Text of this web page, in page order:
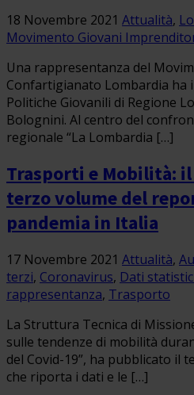
18 Novembre 2021 Attualità,
Movimento Giovani
Una rappresentanza del
Confartigianato Lombardia ha
Politiche Giovanili di Regione
Bolognini. Al centro del
regionale “La Lombardia […]
Trasporti e Mobilità:
terzo volume del
pandemia in Italia
17 Novembre 2021 Attualità,
terzi, Coronavirus, Dati
rappresentanza, Trasporto
La Struttura Tecnica di
sulle tendenze di mobilità
del Covid-19”, ha pubblicato il
che riporta i dati e le […]